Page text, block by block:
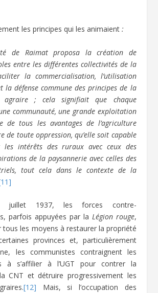
les principes qui les animaient:
de Raimat proposa la création de
entre les différentes collectivités de la
la commercialisation, l’utilisation
la défense commune des principes de la
agraire ; cela signifiait que chaque
communauté, une grande exploitation
de tous les avantages de l’agriculture
de toute oppression, qu’elle soit capable
les intérêts des ruraux avec ceux des
de la paysannerie avec celles des
tout cela dans le contexte de la
1937, les forces contre-
parfois appuyées par la Légion rouge,
tous les moyens à restaurer la propriété
provinces et, particulièrement
les communistes contraignent les
à s’affilier à l’UGT pour contrer la
CNT et détruire progressivement les
[12] Mais, si l’occupation des